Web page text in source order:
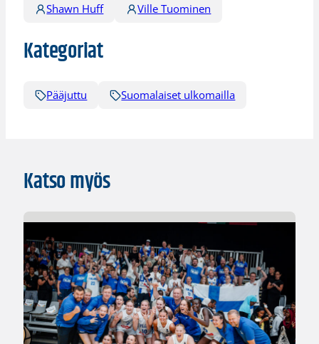
Shawn Huff
Ville Tuominen
Kategoriat
Pääjuttu Suomalaiset ulkomailla
Katso myös